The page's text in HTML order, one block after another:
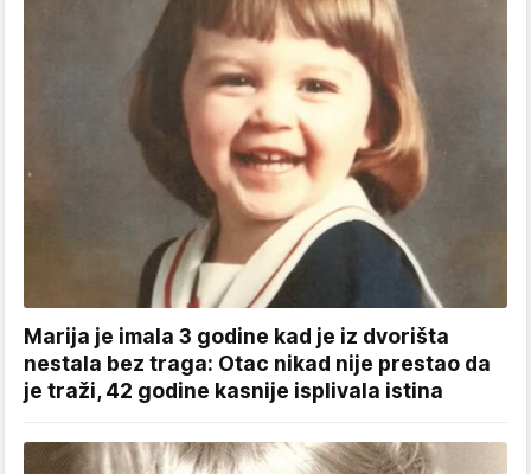
Marija je imala 3 godine kad je iz dvorišta
nestala bez traga: Otac nikad nije prestao da
je traži, 42 godine kasnije isplivala istina